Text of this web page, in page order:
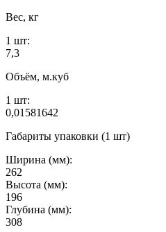
Вес, кг
1 шт:
7,3
Объём, м.куб
1 шт:
0,01581642
Габариты упаковки (1 шт)
Ширина (мм):
262
Высота (мм):
196
Глубина (мм):
308